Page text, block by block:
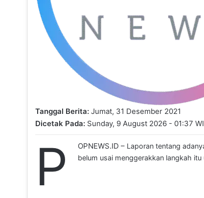
Tanggal Berita: Jumat, 31 Desember 2021
Dicetak Pada: Sunday, 9 August 2026 - 01:37
P OPNEWS.ID – Laporan tentang
belum usai menggerakkan langkah